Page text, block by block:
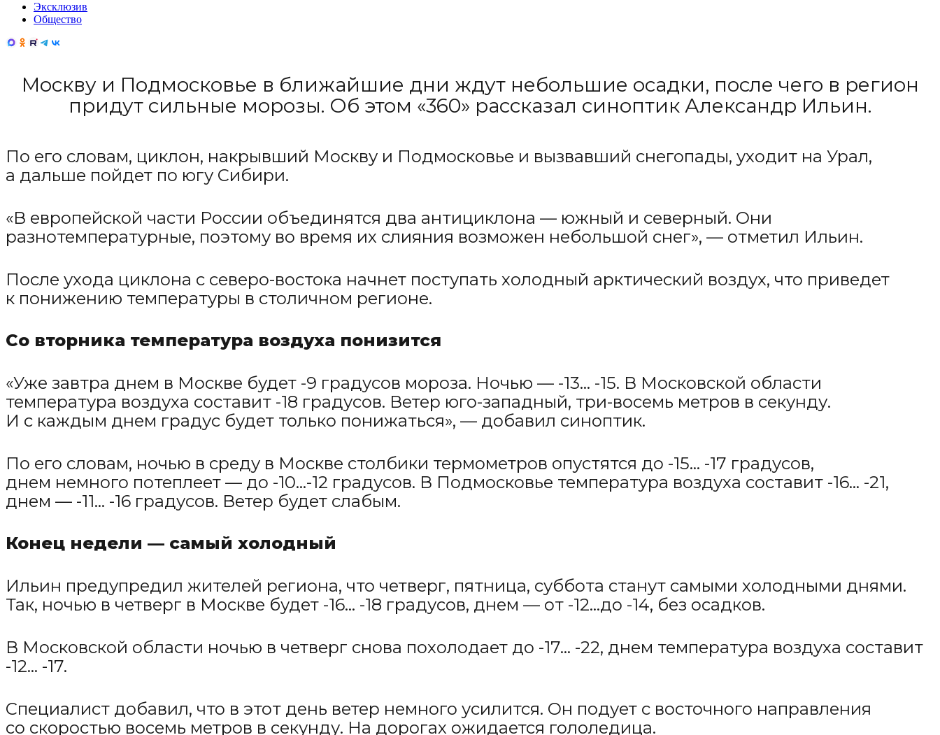
Эксклюзив
Общество
Москву и Подмосковье в ближайшие дни ждут небольшие осадки, после чего в регион
придут сильные морозы. Об этом «360» рассказал синоптик Александр Ильин.
По его словам, циклон, накрывший Москву и Подмосковье и вызвавший снегопады, уходит на Урал,
а дальше пойдет по югу Сибири.
«В европейской части России объединятся два антициклона — южный и северный. Они
разнотемпературные, поэтому во время их слияния возможен небольшой снег», — отметил Ильин.
После ухода циклона с северо-востока начнет поступать холодный арктический воздух, что приведет
к понижению температуры в столичном регионе.
Со вторника температура воздуха понизится
«Уже завтра днем в Москве будет -9 градусов мороза. Ночью — -13… -15. В Московской области
температура воздуха составит -18 градусов. Ветер юго-западный, три-восемь метров в секунду.
И с каждым днем градус будет только понижаться», — добавил синоптик.
По его словам, ночью в среду в Москве столбики термометров опустятся до -15… -17 градусов,
днем немного потеплеет — до -10...-12 градусов. В Подмосковье температура воздуха составит -16… -21,
днем — -11… -16 градусов. Ветер будет слабым.
Конец недели — самый холодный
Ильин предупредил жителей региона, что четверг, пятница, суббота станут самыми холодными днями.
Так, ночью в четверг в Москве будет -16… -18 градусов, днем — от -12…до -14, без осадков.
В Московской области ночью в четверг снова похолодает до -17… -22, днем температура воздуха составит
-12… -17.
Специалист добавил, что в этот день ветер немного усилится. Он подует с восточного направления
со скоростью восемь метров в секунду. На дорогах ожидается гололедица.